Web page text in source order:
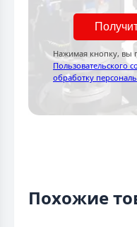
Нажимая кнопку, вы
Пользовательского
обработку
Похожие